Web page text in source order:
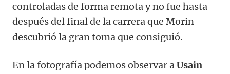
controladas de forma remota y no fue hasta
después del final de la carrera que Morin
descubrió la gran toma que consiguió.
En la fotografía podemos observar aUsain